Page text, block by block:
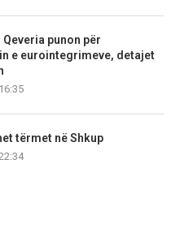
punon për
e eurointegrimeve, detajet
tërmet në Shkup